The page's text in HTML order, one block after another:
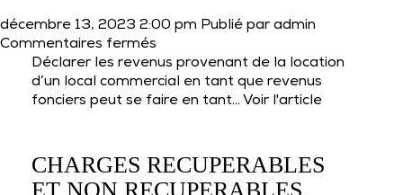
?
décembre 13, 2023 2:00 pm Publié paradmin
Commentaires fermés
COMMENT
DECLARER
VOS
Déclarer les revenus provenant de la location
d’un local commercial en tant que revenus
fonciers peut se faire en tant... Voir l'article
CHARGES RECUPERABLES